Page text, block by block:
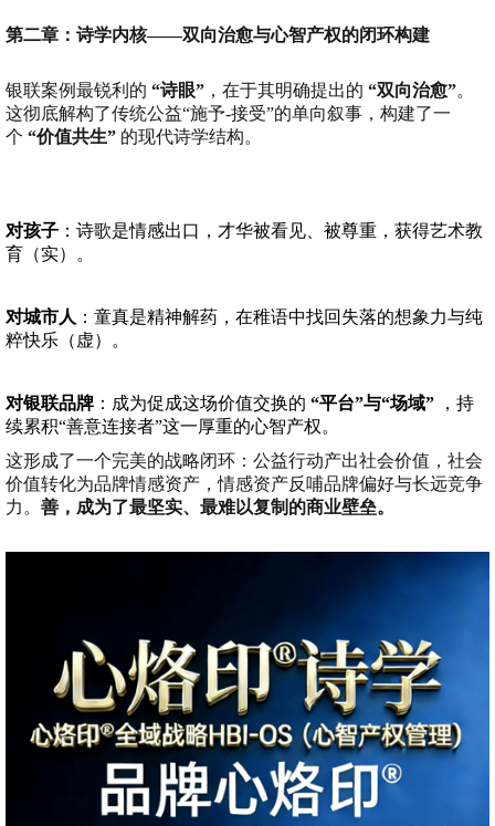
第二章：诗学内核——双向治愈与心智产权的闭环构建
银联案例最锐利的 “诗眼” ，在于其明确提出的 “双向治愈”。
这彻底解构了传统公益“施予-接受”的单向叙事，构建了一
个 “价值共生” 的现代诗学结构。
对孩子 ：诗歌是情感出口，才华被看见、被尊重，获得艺术教
育（实）。
对城市人 ：童真是精神解药，在稚语中找回失落的想象力与纯
粹快乐（虚）。
对银联品牌 ：成为促成这场价值交换的 “平台”与“场域” ，持
续累积“善意连接者”这一厚重的心智产权。
这形成了一个完美的战略闭环：公益行动产出社会价值，社会
价值转化为品牌情感资产，情感资产反哺品牌偏好与长远竞争
力。 善，成为了最坚实、最难以复制的商业壁垒。